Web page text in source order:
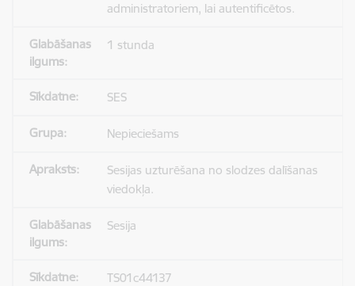
administratoriem, lai autentificētos.
1 stunda
SES
Nepieciešams
Sesijas uzturēšana no slodzes dalīšanas
viedokļa.
Sesija
TS01c44137